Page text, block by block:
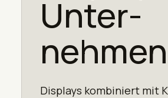
Unter­
nehmen
Displays kombiniert mit